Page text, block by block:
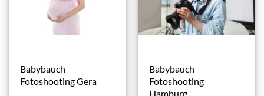
Babybauch
Fotoshooting Gera
Babybauch
Fotoshooting
Hamburg